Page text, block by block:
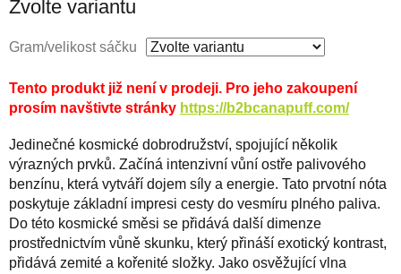
Zvolte variantu
Gram/velikost sáčku
Tento produkt již není v prodeji. Pro jeho zakoupení
prosím navštivte stránky https://b2bcanapuff.com/
Jedinečné kosmické dobrodružství, spojující několik
výrazných prvků. Začíná intenzivní vůní ostře palivového
benzínu, která vytváří dojem síly a energie. Tato prvotní nóta
poskytuje základní impresi cesty do vesmíru plného paliva.
Do této kosmické směsi se přidává další dimenze
prostřednictvím vůně skunku, který přináší exotický kontrast,
přidává zemité a kořenité složky. Jako osvěžující vlna